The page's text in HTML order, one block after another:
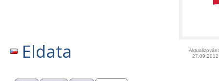
Eldata
27.09.2012